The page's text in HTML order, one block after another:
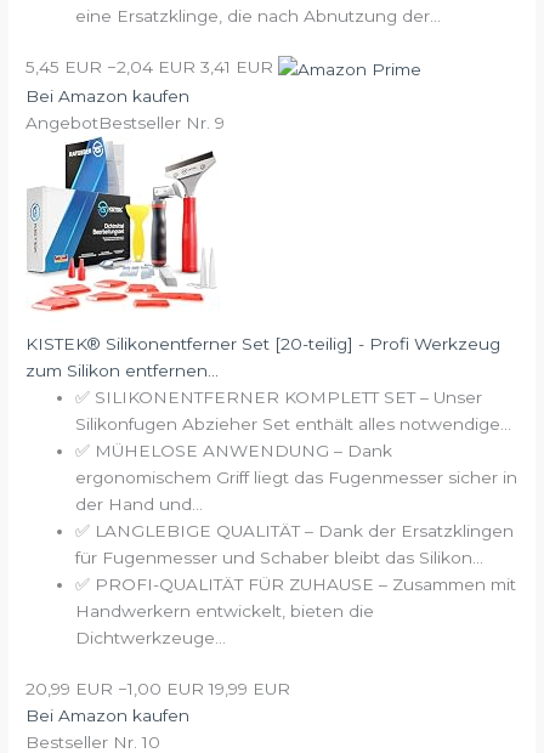
eine Ersatzklinge, die nach Abnutzung der...
5,45 EUR −2,04 EUR 3,41 EUR
Bei Amazon kaufen
AngebotBestseller Nr. 9
KISTEK® Silikonentferner Set [20-teilig] - Profi Werkzeug
zum Silikon entfernen...
✅ SILIKONENTFERNER KOMPLETT SET – Unser
Silikonfugen Abzieher Set enthält alles notwendige...
✅ MÜHELOSE ANWENDUNG – Dank
ergonomischem Griff liegt das Fugenmesser sicher in
der Hand und...
✅ LANGLEBIGE QUALITÄT – Dank der Ersatzklingen
für Fugenmesser und Schaber bleibt das Silikon...
✅ PROFI-QUALITÄT FÜR ZUHAUSE – Zusammen mit
Handwerkern entwickelt, bieten die
Dichtwerkzeuge...
20,99 EUR −1,00 EUR 19,99 EUR
Bei Amazon kaufen
Bestseller Nr. 10